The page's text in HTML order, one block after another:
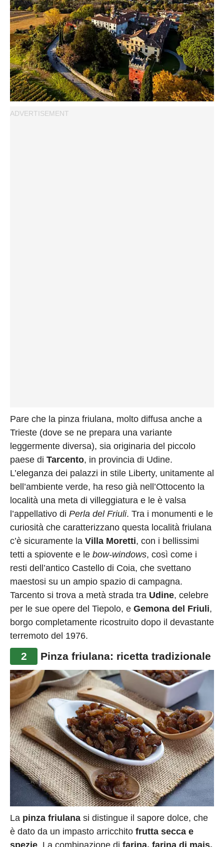
Pare che la pinza friulana, molto diffusa anche a
Trieste (dove se ne prepara una variante
leggermente diversa), sia originaria del piccolo
paese di Tarcento, in provincia di Udine.
L’eleganza dei palazzi in stile Liberty, unitamente al
bell’ambiente verde, ha reso già nell’Ottocento la
località una meta di villeggiatura e le è valsa
l’appellativo di Perla del Friuli. Tra i monumenti e le
curiosità che caratterizzano questa località friulana
c’è sicuramente la Villa Moretti, con i bellissimi
tetti a spiovente e le bow-windows, così come i
resti dell’antico Castello di Coia, che svettano
maestosi su un ampio spazio di campagna.
Tarcento si trova a metà strada tra Udine, celebre
per le sue opere del Tiepolo, e Gemona del Friuli,
borgo completamente ricostruito dopo il devastante
terremoto del 1976.
2 Pinza friulana: ricetta tradizionale
La pinza friulana si distingue il sapore dolce, che
è dato da un impasto arricchito frutta secca e
spezie . La combinazione di farina, farina di mais,